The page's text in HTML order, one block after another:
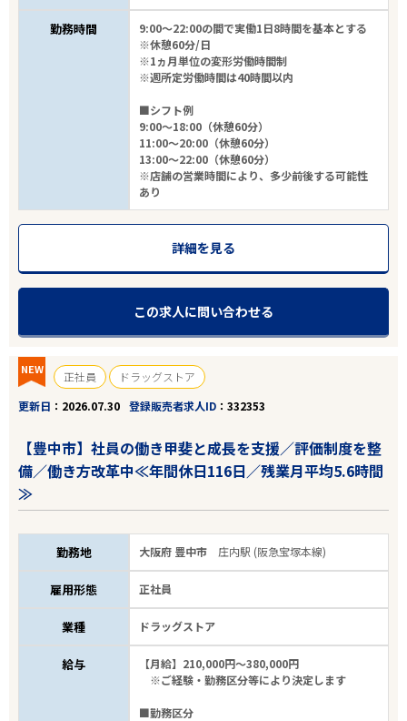
勤務時間
9:00～22:00の間で実働1日8時間を基本とする
※休憩60分/日
※1ヵ月単位の変形労働時間制
※週所定労働時間は40時間以内
■シフト例
9:00～18:00（休憩60分）
11:00～20:00（休憩60分）
13:00～22:00（休憩60分）
※店舗の営業時間により、多少前後する可能性
あり
詳細を見る
この求人に問い合わせる
NEW 正社員
ドラッグストア
更新日
2026.07.30 登録販売者求人ID 332353
【豊中市】社員の働き甲斐と成長を支援／評価制度を整
備／働き方改革中≪年間休日116日／残業月平均5.6時間
≫
勤務地 大阪府 豊中市 庄内駅 (阪急宝塚本線)
雇用形態 正社員
業種 ドラッグストア
給与
【月給】210,000円～380,000円
※ご経験・勤務区分等により決定します
■勤務区分